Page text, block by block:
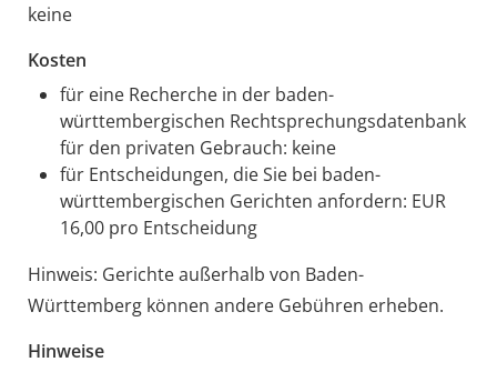
keine
Kosten
für eine Recherche in der baden-
württembergischen Rechtsprechungsdatenbank
für den privaten Gebrauch: keine
für Entscheidungen, die Sie bei baden-
württembergischen Gerichten anfordern: EUR
16,00 pro Entscheidung
Hinweis: Gerichte außerhalb von Baden-
Württemberg können andere Gebühren erheben.
Hinweise